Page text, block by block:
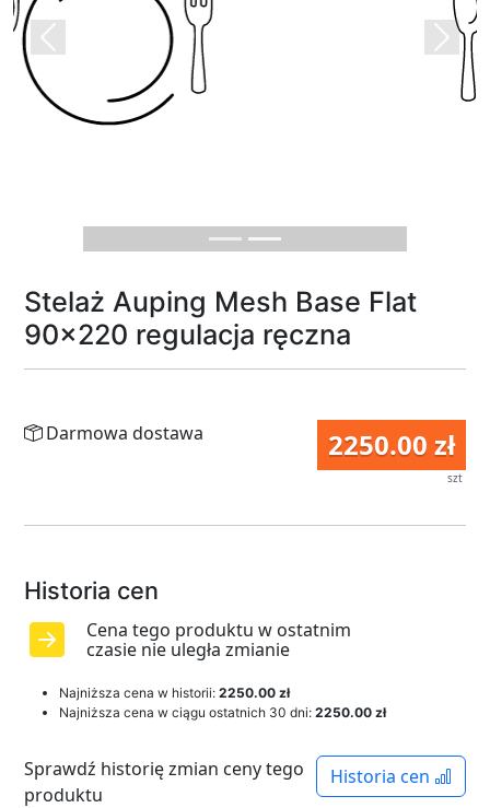
Previous Next
Stelaż Auping Mesh Base Flat
90x220 regulacja ręczna
2250.00 zł
szt
Darmowa dostawa
Historia cen
Cena tego produktu w ostatnim
czasie nie uległa zmianie
Najniższa cena w historii: 2250.00 zł
Najniższa cena w ciągu ostatnich 30 dni: 2250.00 zł
Historia cen
Sprawdź historię zmian ceny tego
produktu